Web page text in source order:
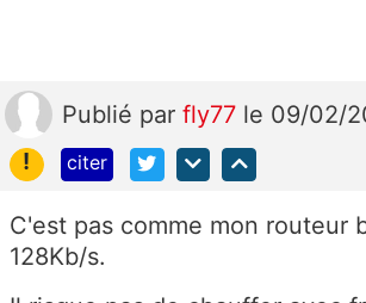
Publié par fly77 le 09/02/
!
citer
C'est pas comme mon routeur
128Kb/s.